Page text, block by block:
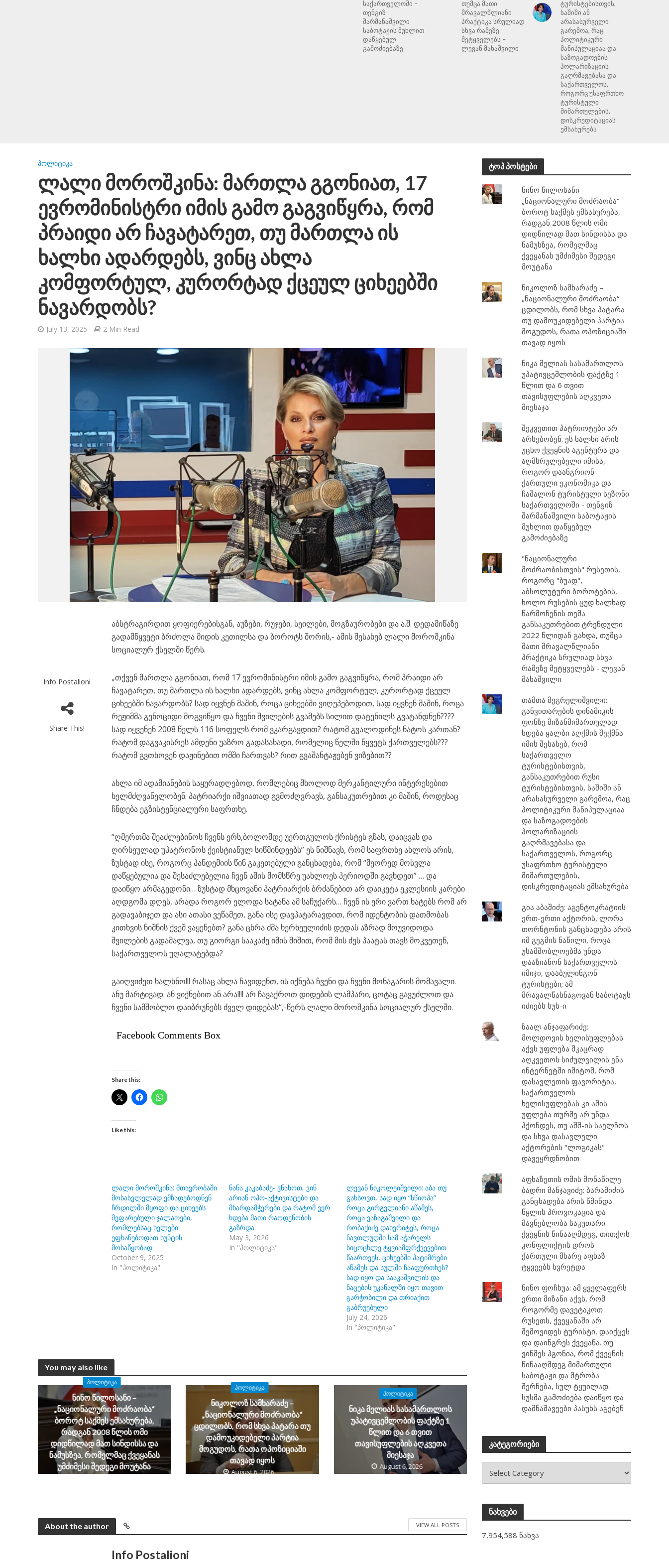
საქართველოში –
თენგიზ
შარმანაშვილი
საბოტაჟის მუხლით
დაწყებულ
გამოძიებაზე
თუმცა მათი
მრავალწლიანი
პრაქტიკა სრულიად
სხვა რამეზე
მეტყველებს –
ლევან მახაშვილი
ტურისტებისთვის,
საშიში ან
არასასურველი
გარემოა, რაც
პოლიტიკური
მანიპულაციაა და
საზოგადოების
პოლარიზაციის
გაღრმავებასა და
საქართველოს,
როგორც უსაფრთხო
ტურისტული
მიმართულების,
დისკრედიტაციას
ემსახურება
ᲞᲝᲚᲘᲢᲘᲙᲐ
ლალი მოროშკინა: მართლა გგონიათ, 17
ევრომინისტრი იმის გამო გაგვიწყრა, რომ
პრაიდი არ ჩავატარეთ, თუ მართლა ის
ხალხი ადარდებს, ვინც ახლა
კომფორტულ, კურორტად ქცეულ ციხეებში
ნავარდობს?
July 13, 2025 2 Min Read
Info Postalioni
Share This!
აბსტრაგირდით ყოფიერებისგან, აუზები, რუჯები, სეილები, მოგზაურობები და ა.შ. დედამიწაზე
გადამწყვეტი ბრძოლა მიდის კეთილსა და ბოროტს შორის,- ამის შესახებ ლალი მოროშკინა
სოციალურ ქსელში წერს.
„თქვენ მართლა გგონიათ, რომ 17 ევრომინისტრი იმის გამო გაგვიწყრა, რომ პრაიდი არ
ჩავატარეთ, თუ მართლა ის ხალხი ადარდებს, ვინც ახლა კომფორტულ, კურორტად ქცეულ
ციხეებში ნავარდობს? სად იყვნენ მაშინ, როცა ციხეებში ვიღუპებოდით, სად იყვნენ მაშინ, როცა
რეჟიმმა გენოციდი მოგვიწყო და ჩვენი შვილების გვამებს სილით დატენილს გვატანდნენ????
სად იყვენენ 2008 წელს 116 სოფელს რომ ვკარგავდით? რატომ გვალოდინეს ნატოს კართან?
რატომ დაგვაკისრეს ამდენი უაზრო გადასახადი, რომელიც წელში წყვეტს ქართველებს???
რატომ გვთხოვენ დაჟინებით ომში ჩართვას? რით გვაშანტაჟებენ ვიზებით??
ახლა იმ ადამიანების საყურადღებოდ, რომლებიც მხოლოდ მერკანტილური ინტერესებით
ხელმძღვანელობენ. პატრიარქი იშვიათად გვმოძღვრავს, განსაკუთრებით კი მაშინ, როდესაც
ჩნდება ეგზისტენციალური საფრთხე.
“ღმერთმა შეაძლებინოს ჩვენს ერს,ბოლომდე უერთგულოს ქრისტეს გზას, დაიცვას და
ღირსეულად უპატრონოს ქეისტიანულ სიწმინდეებს” ეს ნიშნავს, რომ საფრთხე ახლოს არის,
ზუსტად ისე, როგორც პანდემიის წინ გაკეთებული განცხადება, რომ “მეორედ მოსვლა
დაწყებულია და შესაძლებელია ჩვენ ამის მომსწრე უახლოეს პერიოდში გავხდეთ” … და
დაიწყო არმაგედონი… ზუსტად მხცოვანი პატრიარქის ბრძანებით არ დაიკეტა ეკლესიის კარები
აღდგომა დღეს, არადა როგორ ელოდა სატანა ამ საჩუქარს… ჩვენ ის ერი ვართ ხატებს რომ არ
გადავაბიჯეთ და ასი ათასი ვეწამეთ, განა ისე დავპატარავდით, რომ იდენტობის დათმობას
კითხვის ნიშნის ქვეშ ვაყენებთ? განა ცხრა ძმა ხერხეულიძის დედას აზრად მოუვიდოდა
შვილების გადამალვა, თუ გიორგი სააკაძე იმის შიშით, რომ მის ძეს პაატას თავს მოკვეთენ,
საქართველოს უღალატებდა?
გაიღვიძეთ ხალხნო!!! რასაც ახლა ჩავიდენთ, ის იქნება ჩვენი და ჩვენი მონაგარის მომავალი.
ანუ მარტივად. ან ვიქნებით ან არა!!!! არ ჩავაქროთ დიდების ლამპარი, ცოტაც გავუძლოთ და
ჩვენი სამშობლო დაიბრუნებს ძველ დიდებას“,-წერს ლალი მოროშკინა სოციალურ ქსელში.
Facebook Comments Box
Share this:
Like this:
ლალი მოროშკინა: მთავრობაში
მოსასვლელად ემზადებოდნენ
ჩრდილში მყოფი და ციხეებს
შეფარებული ჯალათები,
რომლებსაც ხელები
ეფხანებოდათ ხუნტის
მოსაწყობად
October 9, 2025
In "პოლიტიკა"
ნანა კაკაბაძე- ვნახოთ, ვინ
არიან ოპო-აქტივისტები და
მხარდამჭერები და რატომ ვერ
ხდება მათი რაოდენობის
გაზრდა
May 3, 2026
In "პოლიტიკა"
ლევან ნიკოლეიშვილი: აბა თუ
გახსოვთ, სად იყო “სწიოპა”
როცა გირგვლიანი აწამეს,
როცა ვაზაგაშვილი და
რობაქიძე დახვრიტეს, როცა
ნავთლუღში სამ აჭარელს
სიცოცხლე ტყვიამფრქვევებით
წაართვეს, ციხეებში პატიმრები
აწამეს და სულში ჩააფურთხეს?
სად იყო და სააკაშვილის და
ნაცების უკანალში იყო თავით
გარჭობილი და თრიაქით
გაბრუებული
July 24, 2026
In "პოლიტიკა"
You may also like
ᲞᲝᲚᲘᲢᲘᲙᲐ
ნინო წილოსანი –
„ნაციონალური მოძრაობა“
ბოროტ საქმეს ემსახურება,
რადგან 2008 წლის ომი
დიდწილად მათ სინდისსა და
ნამუსზეა, რომელმაც ქვეყანას
უმძიმესი შედეგი მოუტანა
ᲞᲝᲚᲘᲢᲘᲙᲐ
ნიკოლოზ სამხარაძე –
„ნაციონალური მოძრაობა“
ცდილობს, რომ სხვა პატარა თუ
დამოუკიდებელი პარტია
მოგუდოს, რათა ოპოზიციაში
თავად იყოს
August 6, 2026
ᲞᲝᲚᲘᲢᲘᲙᲐ
ნიკა მელიას სასამართლოს
უპატივცემლობის ფაქტზე 1
წლით და 6 თვით
თავისუფლების აღკვეთა
მიესაჯა
August 6, 2026
About the author VIEW ALL POSTS
Info Postalioni
ტოპ პოსტები
ნინო წილოსანი –
„ნაციონალური მოძრაობა“
ბოროტ საქმეს ემსახურება,
რადგან 2008 წლის ომი
დიდწილად მათ სინდისსა და
ნამუსზეა, რომელმაც
ქვეყანას უმძიმესი შედეგი
მოუტანა
ნიკოლოზ სამხარაძე –
„ნაციონალური მოძრაობა“
ცდილობს, რომ სხვა პატარა
თუ დამოუკიდებელი პარტია
მოგუდოს, რათა ოპოზიციაში
თავად იყოს
ნიკა მელიას სასამართლოს
უპატივცემლობის ფაქტზე 1
წლით და 6 თვით
თავისუფლების აღკვეთა
მიესაჯა
შეკვეთით პატრიოტები არ
არსებობენ. ეს ხალხი არის
უცხო ქვეყნის აგენტურა და
აღმსრულებელი იმისა,
როგორ დაანგრიონ
ქართული ეკონომიკა და
ჩაშალონ ტურისტული სეზონი
საქართველოში - თენგიზ
შარმანაშვილი საბოტაჟის
მუხლით დაწყებულ
გამოძიებაზე
"ნაციონალური
მოძრაობისთვის" რუსეთის,
როგორც "ბუად",
აბსოლუტური ბოროტების,
ხოლო რუსების ცუდ ხალხად
წარმოჩენის თემა
განსაკუთრებით ტრენდული
2022 წლიდან გახდა, თუმცა
მათი მრავალწლიანი
პრაქტიკა სრულიად სხვა
რამეზე მეტყველებს - ლევან
მახაშვილი
თამთა მეგრელიშვილი:
განვითარების დინამიკის
ფონზე მიზანმიმართულად
ხდება ყალბი აღქმის შექმნა
იმის შესახებ, რომ
საქართველო
ტურისტებისთვის,
განსაკუთრებით რუსი
ტურისტებისთვის, საშიში ან
არასასურველი გარემოა, რაც
პოლიტიკური მანიპულაციაა
და საზოგადოების
პოლარიზაციის
გაღრმავებასა და
საქართველოს, როგორც
უსაფრთხო ტურისტული
მიმართულების,
დისკრედიტაციას ემსახურება
გია აბაშიძე: აგენტოკრატიის
ერთ-ერთი აქტორის, ლორა
თორნტონის განცხადება არის
იმ გეგმის ნაწილი, როცა
უსამშობლოებმა უნდა
დააზიანონ საქართველოს
იმიჯი, დააბულინგონ
ტურისტები; ამ
მრავალწახნაგოვან საბოტაჟს
იძიებს სუს-ი
ზაალ ანჯაფარიძე:
მოლდოვის ხელისუფლებას
აქვს უფლება მკაცრად
აღკვეთოს სიძულვილის ენა
ინტერნეტში იმიტომ, რომ
დასავლეთის ფავორიტია,
საქართველოს
ხელისუფლებას კი ამის
უფლება თურმე არ უნდა
ჰქონდეს, თუ აშშ-ის საელჩოს
და სხვა დასავლელი
აქტორების "ლოგიკას"
დავეყრდნობით
აფხაზეთის ომის მონაწილე
ბადრი მანჯავიძე: ბარამიძის
განცხადება არის წმინდა
წყლის პროვოკაცია და
მავნებლობა საკუთარი
ქვეყნის წინააღმდეგ, თითქოს
კონფლიქტის დროს
ქართული მხარე აფხაზ
ტყვეებს ხვრეტდა
ნინო ფოჩხუა: ამ ყველაფერს
ერთი მიზანი აქვს, რომ
როგორმე დავეტაკოთ
რუსეთს, ქვეყანაში არ
შემოვიდეს ტურისტი, დაიქცეს
და დაინგრეს ქვეყანა. თუ
ვინმეს ჰგონია, რომ ქვეყნის
წინააღმდეგ მიმართული
საბოტაჟი და მტრობა
შერჩება, სულ ტყუილად.
სუსმა გამოძიება დაიწყო და
დამნაშავეები პასუხს აგებენ
კატეგორიები
ნახვები
7,954,588 ნახვა